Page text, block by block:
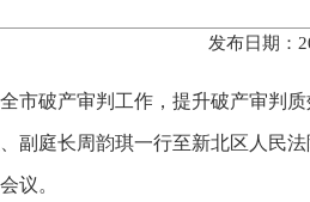
发布日期：
市破产审判工作，提升破产审判
副庭长周韵琪一行至新北区人民
议。